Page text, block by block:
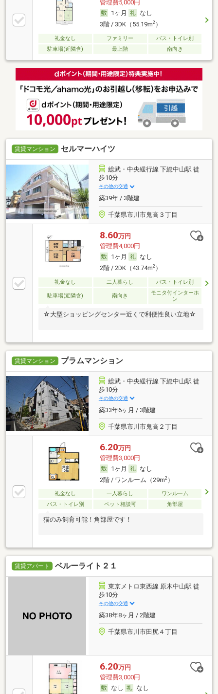
管理費5,000円
1ヶ月
なし
3階 / 3DK（55.19m2）
礼金なし ファミリー
バス・トイレ別
駐車場(近隣含)
最上階 南向き
賃貸マンション セルマーハイツ
総武・中央緩行線 下総中山駅 徒
歩10分
その他の交通
築39年 / 3階建
千葉県市川市鬼高３丁目
8.60万円
管理費4,000円
1ヶ月
なし
2階 / 2DK（43.74m2）
礼金なし 二人暮らし バス・トイレ別
駐車場(近隣含) 南向き
モニタ付インターホ
ン
☆大型ショッピングセンター近くで利便性良い立地☆
賃貸マンション プラムマンション
総武・中央緩行線 下総中山駅 徒
歩10分
その他の交通
築33年6ヶ月 / 3階建
千葉県市川市鬼高２丁目
6.20万円
管理費3,000円
1ヶ月
なし
2階 / ワンルーム（29m2）
礼金なし 一人暮らし
ワンルーム
バス・トイレ別
ペット相談可 角部屋
猫のみ飼育可能！角部屋です！
賃貸アパート ベルーライト２１
東京メトロ東西線 原木中山駅 徒
歩10分
その他の交通
築38年8ヶ月 / 2階建
千葉県市川市田尻４丁目
6.20万円
管理費3,000円
なし
なし